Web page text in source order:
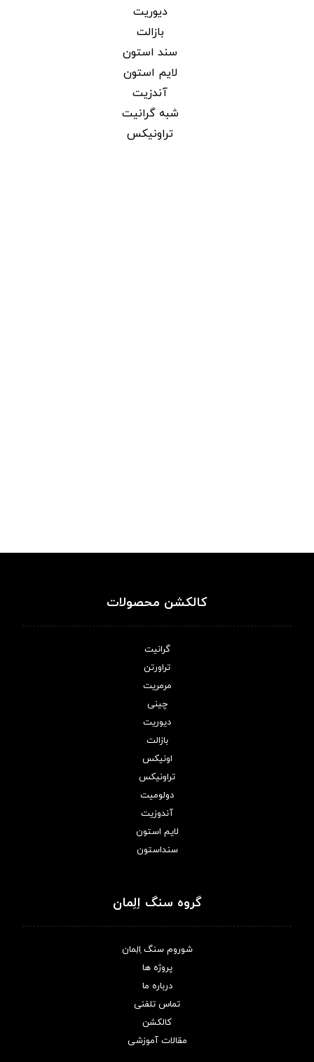
دیوریت
بازالت
سند استون
لایم استون
آندزیت
شبه گرانیت
تراونیکس
کالکشن محصولات
گرانیت
تراورتن
مرمریت
چینی
دیوریت
بازالت
اونیکس
تراونیکس
دولومیت
آندوزیت
لایم استون
سنداستون
گروه سنگ اِلِمان
شوروم سنگ اِلِمان
پروژه ها
درباره ما
تماس تلفنی
کالکشن
مقالات آموزشی